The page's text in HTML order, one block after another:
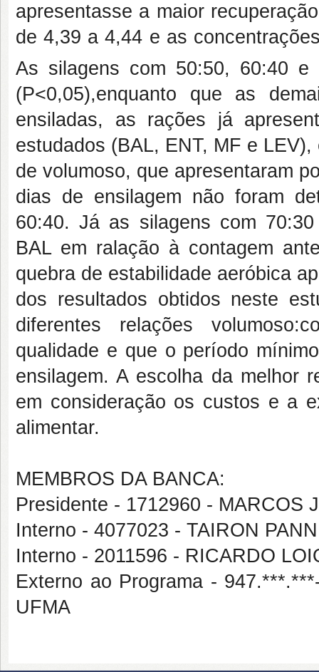
apresentasse a maior
de 4,39 a 4,44 e as
As silagens com 50:50, 60:40 e
(P<0,05),enquanto que as
ensiladas, as rações já
estudados (BAL, ENT, MF e
de volumoso, que apresentaram
dias de ensilagem não foram
60:40. Já as silagens com
BAL em ralação à contagem
quebra de estabilidade aeróbica
dos resultados obtidos neste
diferentes relações
qualidade e que o período
ensilagem. A escolha da melhor
em consideração os custos e a
alimentar.
MEMBROS DA BANCA:
Presidente - 1712960 - MARCOS
Interno - 4077023 - TAIRON
Interno - 2011596 - RICARDO
Externo ao Programa -
UFMA